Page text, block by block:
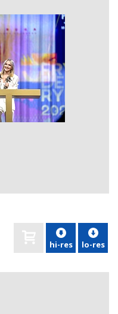
hi-res lo-res